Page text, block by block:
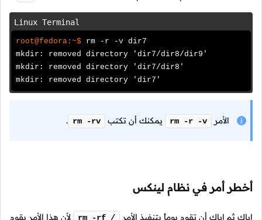
Linux Terminal
root@fedora:~$ rm -r -v dir7
mkdir: removed directory 'dir7/dir8/dir9'
mkdir: removed directory 'dir7/dir8'
mkdir: removed directory 'dir7'
الأمر rm -r -v يمكنك أن تكتب rm -rv
.
أخطر أمر في نظام لينكس
إياك ثم إياك أن تقوم يوماً بتنفيذ الأمر rm -rf / لأن هذا الأمر يقوم